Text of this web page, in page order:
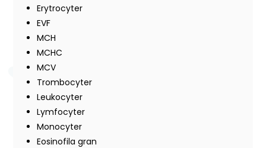
Erytrocyter
EVF
MCH
MCHC
MCV
Trombocyter
Leukocyter
Lymfocyter
Monocyter
Eosinofila gran